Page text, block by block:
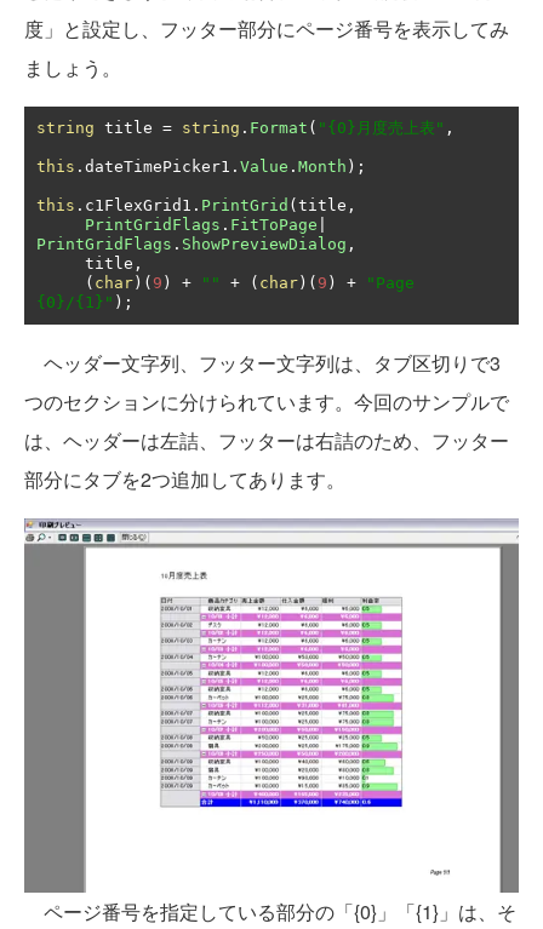
度」と設定し、フッター部分にページ番号を表示してみ
ましょう。
string title = string . Format ( "{0}月度売上表" ,
this . dateTimePicker1 . Value . Month );
this . c1FlexGrid1 . PrintGrid ( title ,
PrintGridFlags . FitToPage
PrintGridFlags . ShowPreviewDialog ,
     title
,
( char )( 9 ) + "" + ( char )( 9 ) +
"Page
{0}/{1}" );
ヘッダー文字列、フッター文字列は、タブ区切りで3
つのセクションに分けられています。今回のサンプルで
は、ヘッダーは左詰、フッターは右詰のため、フッター
部分にタブを2つ追加してあります。
ページ番号を指定している部分の「{0}」「{1}」は、そ